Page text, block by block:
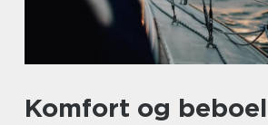
Komfort og